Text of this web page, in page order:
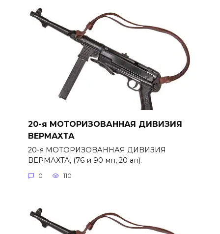
20-я МОТОРИЗОВАННАЯ ДИВИЗИЯ
ВЕРМАХТА
20-я МОТОРИЗОВАННАЯ ДИВИЗИЯ
ВЕРМАХТА, (76 и 90 мп, 20 ап).
0 110